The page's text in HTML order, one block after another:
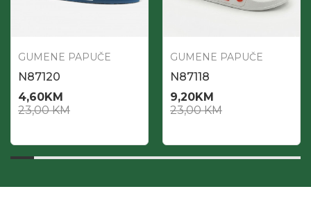
GUMENE PAPUČE
N87120
4,60KM
23,00KM
GUMENE PAPUČE
N87118
9,20KM
23,00KM